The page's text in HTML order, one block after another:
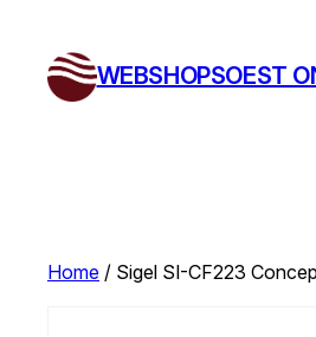
WEBSHOPSOEST
Home / Sigel SI-CF223